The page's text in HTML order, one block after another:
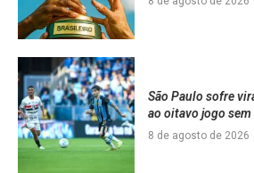
São Paulo sofre
ao oitavo jogo
8 de agosto de 2026